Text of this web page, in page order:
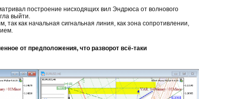
построение нисходящих вил Эндрюса от волнового
выйти.
как начальная сигнальная линия, как зона сопротивлении,
от предположения, что разворот всё-таки